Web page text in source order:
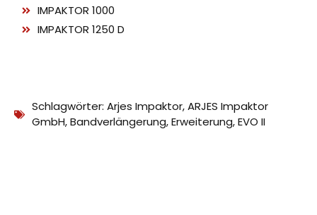
IMPAKTOR 1000
IMPAKTOR 1250 D
Schlagwörter: Arjes Impaktor,ARJES Impaktor
GmbH,Bandverlängerung,Erweiterung,EVO II